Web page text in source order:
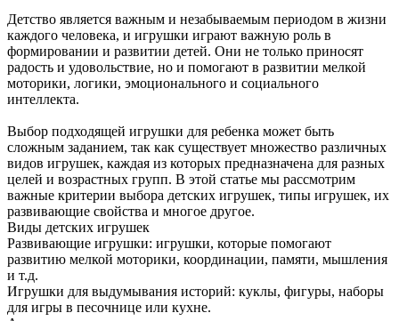
Детство является важным и незабываемым периодом в жизни
каждого человека, и игрушки играют важную роль в
формировании и развитии детей. Они не только приносят
радость и удовольствие, но и помогают в развитии мелкой
моторики, логики, эмоционального и социального
интеллекта.
Выбор подходящей игрушки для ребенка может быть
сложным заданием, так как существует множество различных
видов игрушек, каждая из которых предназначена для разных
целей и возрастных групп. В этой статье мы рассмотрим
важные критерии выбора детских игрушек, типы игрушек, их
развивающие свойства и многое другое.
Виды детских игрушек
Развивающие игрушки: игрушки, которые помогают
развитию мелкой моторики, координации, памяти, мышления
и т.д.
Игрушки для выдумывания историй: куклы, фигуры, наборы
для игры в песочнице или кухне.